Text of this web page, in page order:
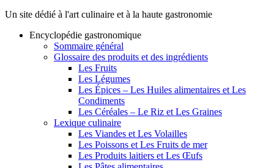
Un site dédié à l'art culinaire et à la haute gastronomie
Encyclopédie gastronomique
Sommaire général
Glossaire des produits et des ingrédients
Les Fruits
Les Légumes
Les Épices – Les Huiles alimentaires et Les
Condiments
Les Céréales – Le Riz et Les Graines
Lexique culinaire
Les Viandes et Les Volailles
Les Poissons et Les Fruits de mer
Les Produits laitiers et Les Œufs